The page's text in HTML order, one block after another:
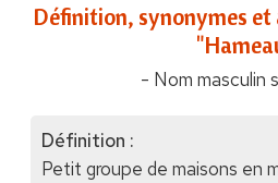
Définition, synonymes
- Nom masculin
Définition :
Petit groupe de maisons en